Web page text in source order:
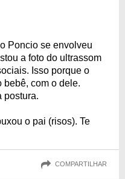
Poncio se envolveu
a foto do ultrassom
Isso porque o
bebê, com o dele.
postura.
o pai (risos). Te
COMPARTILHAR